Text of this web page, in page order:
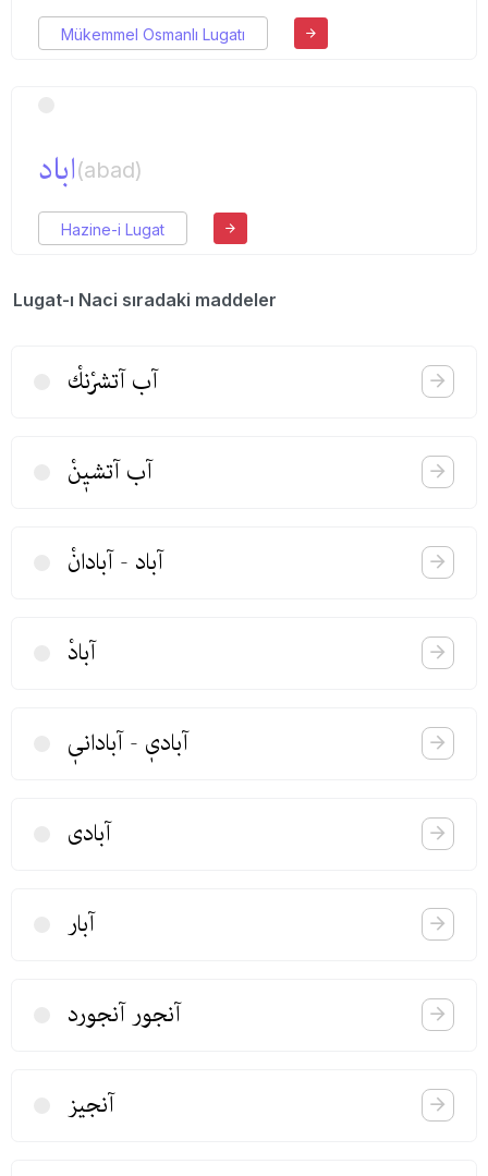
Mükemmel Osmanlı Lugatı
اباد(abad)
Hazine-i Lugat
Lugat-ı Naci sıradaki maddeler
آب آتشرْنكْ
آب آتشیٖنْ
آباد - آبادانْ
آبادْ
آبادیٖ - آبادانیٖ
آبادی
آبار
آنجور آنجورد
آنجیز